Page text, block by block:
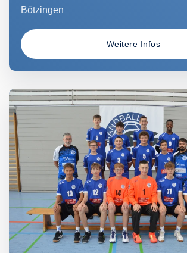
Bötzingen
Weitere Infos